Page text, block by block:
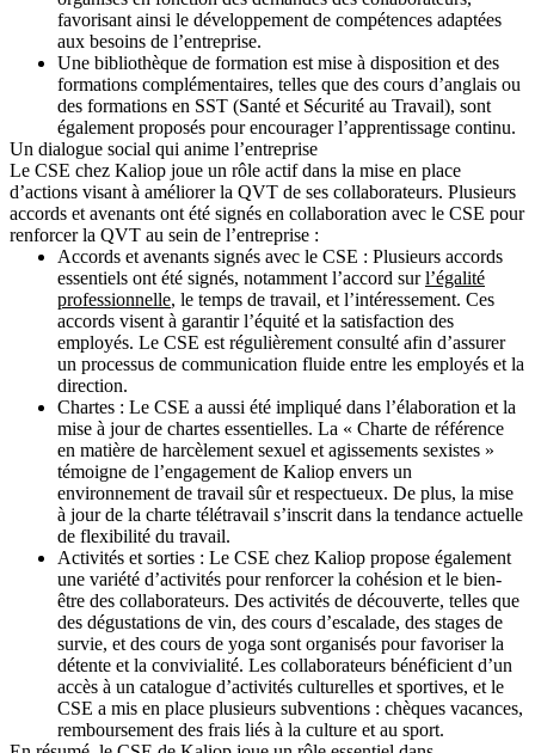
favorisant ainsi le développement de compétences adaptées
aux besoins de l’entreprise.
Une bibliothèque de formation est mise à disposition et des
formations complémentaires, telles que des cours d’anglais ou
des formations en SST (Santé et Sécurité au Travail), sont
également proposés pour encourager l’apprentissage continu.
Un dialogue social qui anime l’entreprise
Le CSE chez Kaliop joue un rôle actif dans la mise en place
d’actions visant à améliorer la QVT de ses collaborateurs. Plusieurs
accords et avenants ont été signés en collaboration avec le CSE pour
renforcer la QVT au sein de l’entreprise :
Accords et avenants signés avec le CSE : Plusieurs accords
essentiels ont été signés, notamment l’accord surl’égalité
professionnelle, le temps de travail, et l’intéressement. Ces
accords visent à garantir l’équité et la satisfaction des
employés. Le CSE est régulièrement consulté afin d’assurer
un processus de communication fluide entre les employés et la
direction.
Chartes : Le CSE a aussi été impliqué dans l’élaboration et la
mise à jour de chartes essentielles. La « Charte de référence
en matière de harcèlement sexuel et agissements sexistes »
témoigne de l’engagement de Kaliop envers un
environnement de travail sûr et respectueux. De plus, la mise
à jour de la charte télétravail s’inscrit dans la tendance actuelle
de flexibilité du travail.
Activités et sorties : Le CSE chez Kaliop propose également
une variété d’activités pour renforcer la cohésion et le bien-
être des collaborateurs. Des activités de découverte, telles que
des dégustations de vin, des cours d’escalade, des stages de
survie, et des cours de yoga sont organisés pour favoriser la
détente et la convivialité. Les collaborateurs bénéficient d’un
accès à un catalogue d’activités culturelles et sportives, et le
CSE a mis en place plusieurs subventions : chèques vacances,
remboursement des frais liés à la culture et au sport.